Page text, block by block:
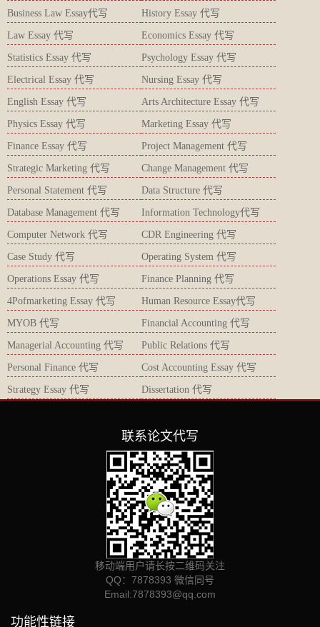
Business Law Essay代写 History Essay 代写
Law Essay 代写 Economics Essay 代写
Statistics Essay 代写 Psychology Essay 代写
Electrical Essay 代写 Nursing Essay 代写
English Essay 代写 Arts Architecture Essay 代写
Physics Essay 代写 Marketing Essay 代写
Finance Essay 代写 Project Management 代写
Strategic Marketing 代写 Change Management 代写
Personal Statement 代写 Data Structure 代写
Database Management 代写 Information Technology代写
Computer Network 代写 CDR Engineering 代写
Case Study 代写 Operating System 代写
Operations Essay 代写 Finance Planning 代写
4Pofmarketing Essay 代写 Human Resource Essay代写
MYOB 代写 Financial Accounting 代写
Managerial Accounting 代写 Public Relations 代写
Personal Finance 代写 Cost Accounting Essay 代写
Strategy Essay 代写 Dissertation 代写
联系论文代写
移动端用户请长按二维码关注
QQ：7878393 微信同号
Email:7878393@qq.com
功能性链接